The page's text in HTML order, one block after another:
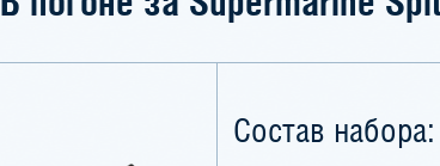
Состав набора: